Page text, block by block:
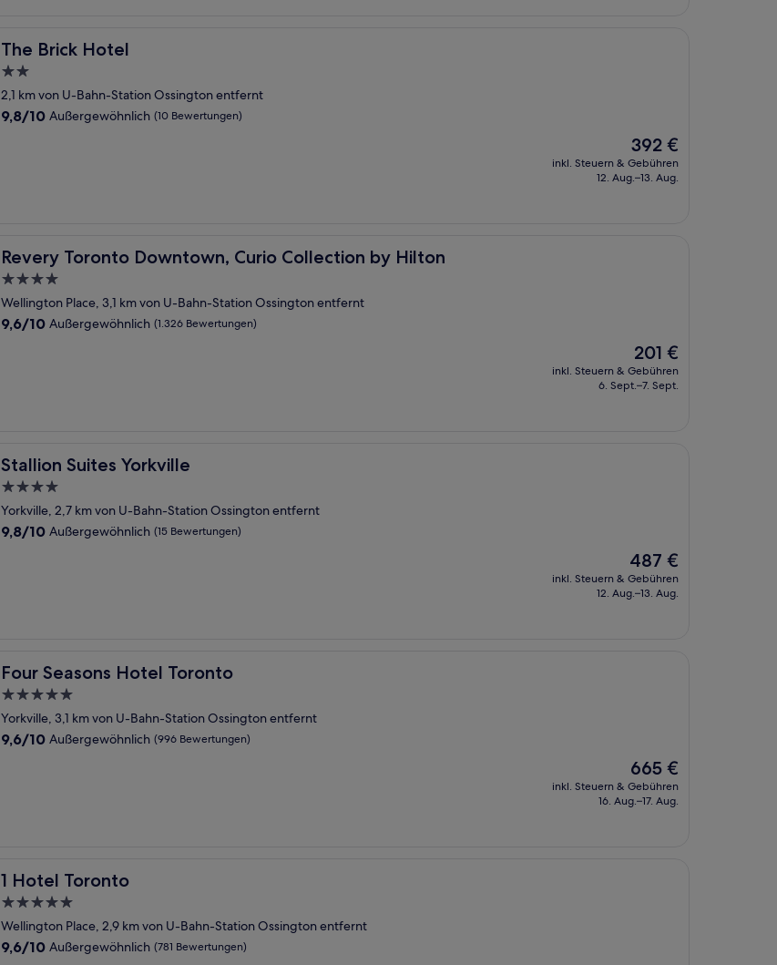
The Brick Hotel
The Brick Hotel
2.0-
Sterne-
Unterkunft
2,1 km von U-Bahn-Station Ossington entfernt
9.8
9,8/10 Außergewöhnlich (10 Bewertungen)
Der
Preis
beträgt
392 €
inkl. Steuern & Gebühren
12. Aug.–13. Aug.
Revery Toronto Downtown, Curio Collection by Hilton
Revery Toronto Downtown, Curio Collection by Hilton
4.0-
Sterne-
Unterkunft
Wellington Place, 3,1 km von U-Bahn-Station Ossington entfernt
9.6
9,6/10 Außergewöhnlich (1.326 Bewertungen)
Der
Preis
beträgt
201 €
inkl. Steuern & Gebühren
6. Sept.–7. Sept.
Stallion Suites Yorkville
Stallion Suites Yorkville
4.0-
Sterne-
Unterkunft
Yorkville, 2,7 km von U-Bahn-Station Ossington entfernt
9.8
9,8/10 Außergewöhnlich (15 Bewertungen)
Der
Preis
beträgt
487 €
inkl. Steuern & Gebühren
12. Aug.–13. Aug.
Four Seasons Hotel Toronto
Four Seasons Hotel Toronto
5.0-
Sterne-
Unterkunft
Yorkville, 3,1 km von U-Bahn-Station Ossington entfernt
9.6
9,6/10 Außergewöhnlich (996 Bewertungen)
Der
Preis
beträgt
665 €
inkl. Steuern & Gebühren
16. Aug.–17. Aug.
1 Hotel Toronto
1 Hotel Toronto
5.0-
Sterne-
Unterkunft
Wellington Place, 2,9 km von U-Bahn-Station Ossington entfernt
9.6
9,6/10 Außergewöhnlich (781 Bewertungen)